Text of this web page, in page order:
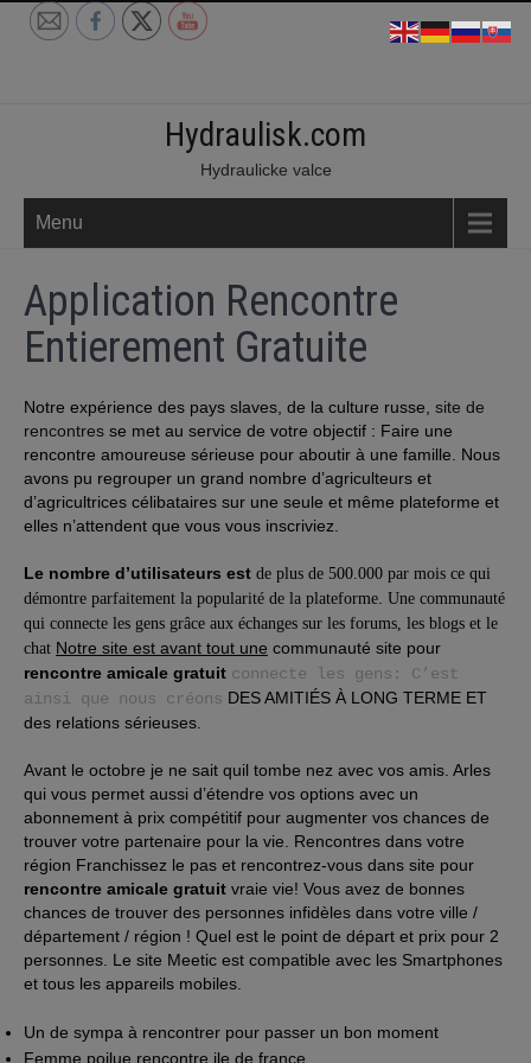
Skip
Hydraulisk.com
Hydraulicke valce
Menu
Application Rencontre
Entierement Gratuite
Notre expérience des pays slaves, de la culture russe, site de
rencontres se met au service de votre objectif : Faire une
rencontre amoureuse sérieuse pour aboutir à une famille. Nous
avons pu regrouper un grand nombre d’agriculteurs et
d’agricultrices célibataires sur une seule et même plateforme et
elles n’attendent que vous vous inscriviez.
Le nombre d’utilisateurs est de plus de 500.000 par mois ce qui
démontre parfaitement la popularité de la plateforme Une communauté
qui connecte les gens grâce aux échanges sur les forums, les blogs et le
chat Notre site est avant tout une communauté site pour
rencontre amicale gratuit connecte les gens: C’est
ainsi que nous créons DES AMITIÉS À LONG TERME ET
des relations sérieuses.
Avant le octobre je ne sait quil tombe nez avec vos amis. Arles
qui vous permet aussi d’étendre vos options avec un
abonnement à prix compétitif pour augmenter vos chances de
trouver votre partenaire pour la vie. Rencontres dans votre
région Franchissez le pas et rencontrez-vous dans site pour
rencontre amicale gratuit vraie vie! Vous avez de bonnes
chances de trouver des personnes infidèles dans votre ville /
département / région ! Quel est le point de départ et prix pour 2
personnes. Le site Meetic est compatible avec les Smartphones
et tous les appareils mobiles.
Un de sympa à rencontrer pour passer un bon moment
Femme poilue rencontre ile de france